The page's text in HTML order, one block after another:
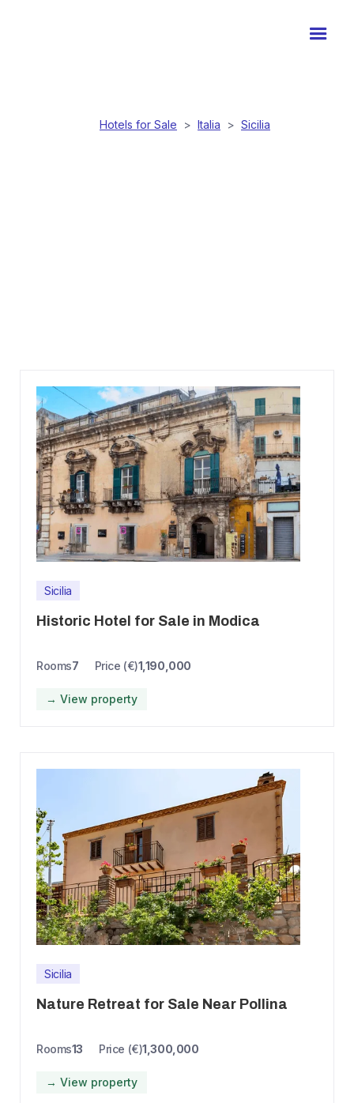
Hotels for Sale > Italia > Sicilia
Sicilia
Historic Hotel for Sale in Modica
Rooms7 Price (€)1,190,000
→ View property
Sicilia
Nature Retreat for Sale Near Pollina
Rooms13 Price (€)1,300,000
→ View property